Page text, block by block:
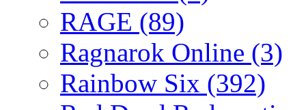
RAGE (89)
Ragnarok Online (3)
Rainbow Six (392)